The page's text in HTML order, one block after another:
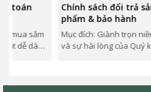
sắm
dàng
Chính sách đổi trả sản
phẩm & bảo hành
Mục đích: Giành trọn niềm tin
và sự hài lòng của Quý khách